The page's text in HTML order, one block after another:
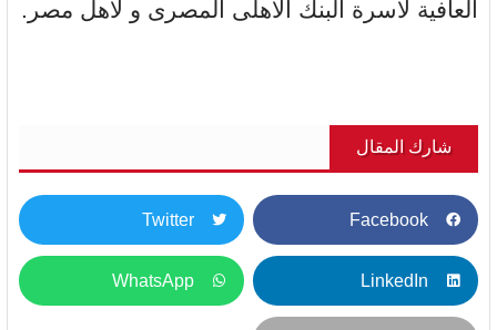
العافية لاسرة البنك الاهلى المصرى و لاهل مصر.
شارك المقال
Facebook
Twitter
LinkedIn
WhatsApp